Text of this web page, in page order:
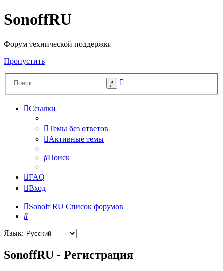
SonoffRU
Форум технической поддержки
Пропустить
Поиск
Ссылки
Темы без ответов
Активные темы
Поиск
FAQ
Вход
Sonoff RU Список форумов
Поиск
Язык:
SonoffRU - Регистрация